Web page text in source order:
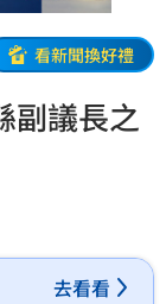
看新聞換好禮
副議長之
去看看